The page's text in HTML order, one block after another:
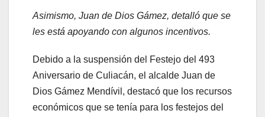
Asimismo, Juan de Dios Gámez, detalló que se
les está apoyando con algunos incentivos.
Debido a la suspensión del Festejo del 493
Aniversario de Culiacán, el alcalde Juan de
Dios Gámez Mendívil, destacó que los recursos
económicos que se tenía para los festejos del